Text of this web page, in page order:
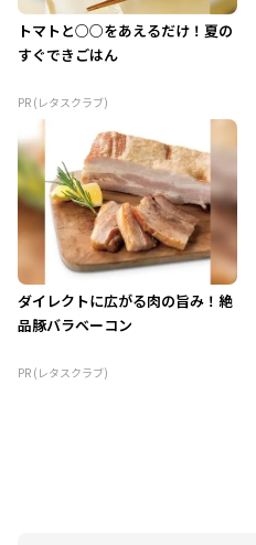
トマトと○○をあえるだけ！夏の
すぐできごはん
PR (レタスクラブ)
ダイレクトに広がる肉の旨み！絶
品豚バラベーコン
PR (レタスクラブ)